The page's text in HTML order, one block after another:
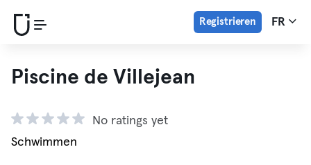
Registrieren FR
Piscine de Villejean
No ratings yet
Schwimmen